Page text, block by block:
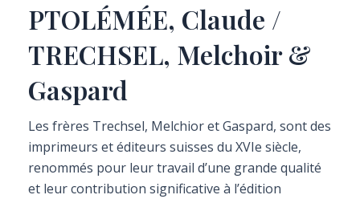
PTOLÉMÉE, Claude /
TRECHSEL, Melchoir &
Gaspard
Les frères Trechsel, Melchior et Gaspard, sont des
imprimeurs et éditeurs suisses du XVIe siècle,
renommés pour leur travail d’une grande qualité
et leur contribution significative à l’édition